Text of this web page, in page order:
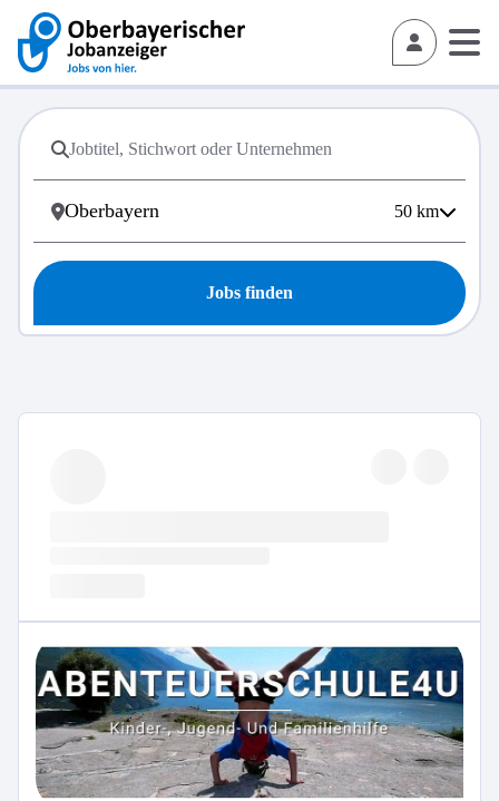
50 km
Jobs finden